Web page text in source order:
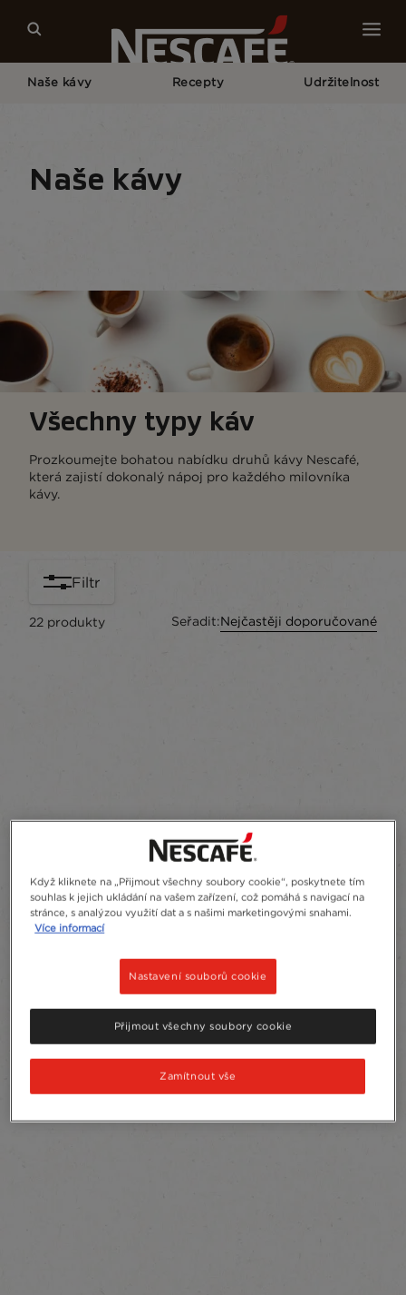
Naše kávy Recepty Udržitelnost
Naše kávy
Všechny typy káv
Prozkoumejte bohatou nabídku druhů kávy Nescafé,
která zajistí dokonalý nápoj pro každého milovníka
kávy.
Filtr
22 produkty Seřadit:Nejčastěji doporučované
Když kliknete na „Přijmout všechny soubory cookie“, poskytnete tím
souhlas k jejich ukládání na vašem zařízení, což pomáhá s navigací na
stránce, s analýzou využití dat a s našimi marketingovými snahami.
Více informací
Nastavení souborů cookie
Zamítnout vše
Přijmout všechny soubory cookie